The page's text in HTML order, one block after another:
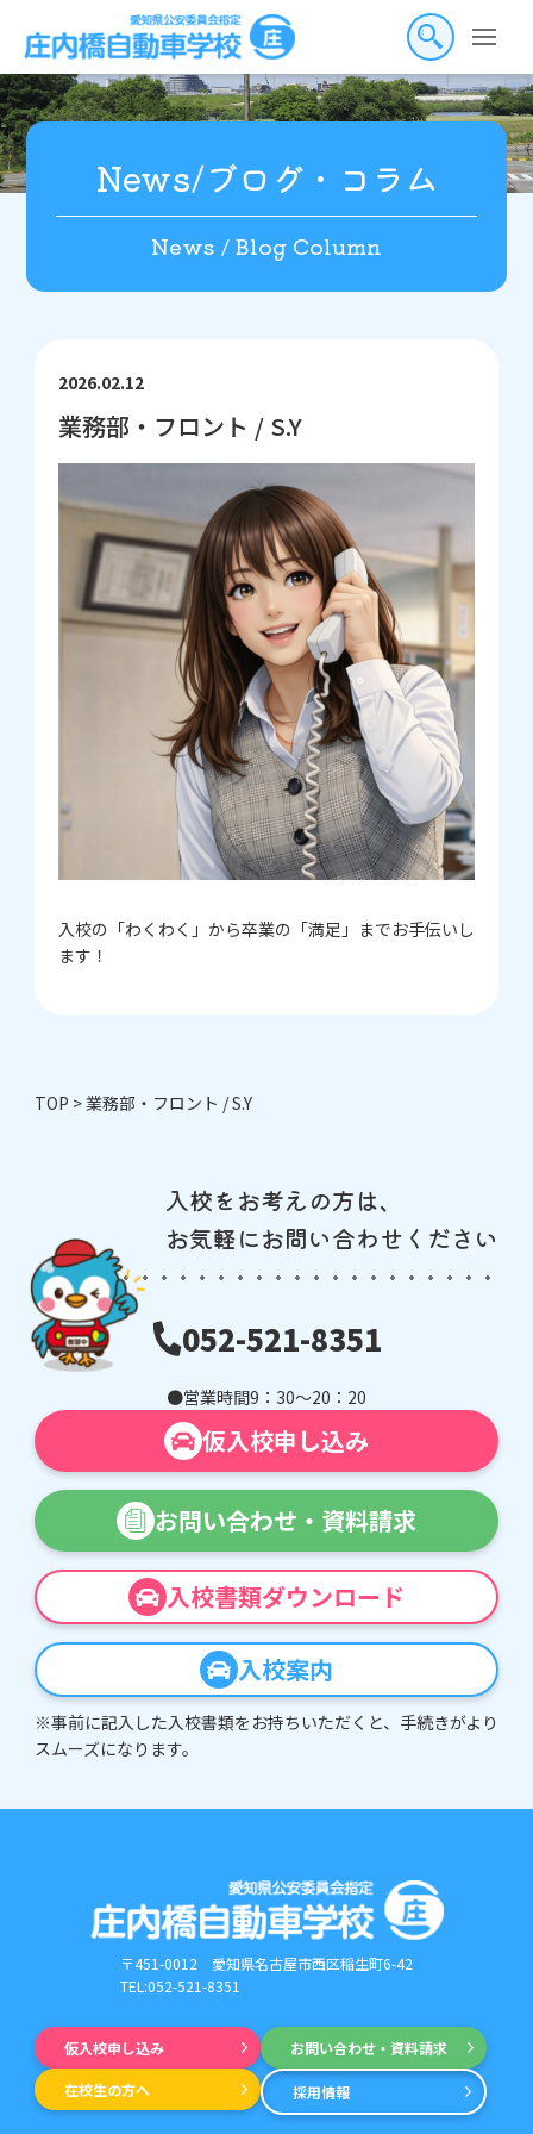
the
content
News/ブログ・コラム
News / Blog Column
TOP >業務部・フロント / S.Y
業務部・フロント / S.Y
2026.02.12
入校の「わくわく」から卒業の「満足」までお手伝いし
ます！
入校をお考えの方は、
お気軽にお問い合わせください
052-521-8351
営業時間9：30〜20：20
仮入校申し込み
お問い合わせ・ 資料請求
入校書類ダウンロード
入校案内
※事前に記入した入校書類をお持ちいただくと、手続きがより
スムーズになります。
〒451-0012 愛知県名古屋市西区稲生町6-42
TEL:052-521-8351
仮入校申し込み お問い合わせ・資料請求
在校生の方へ 採用情報